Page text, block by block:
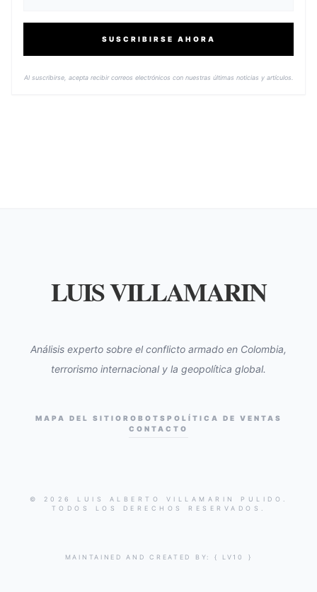
SUSCRIBIRSE AHORA
Al suscribirse, acepta recibir correos electrónicos con nuestras últimas noticias y artículos.
LUIS VILLAMARIN
Análisis experto sobre el conflicto armado en Colombia,
terrorismo internacional y la geopolítica global.
MAPA DEL SITIO ROBOTS POLÍTICA DE VENTAS
CONTACTO
© 2026 LUIS ALBERTO VILLAMARIN PULIDO.
TODOS LOS DERECHOS RESERVADOS.
MAINTAINED AND CREATED BY: { LV10 }